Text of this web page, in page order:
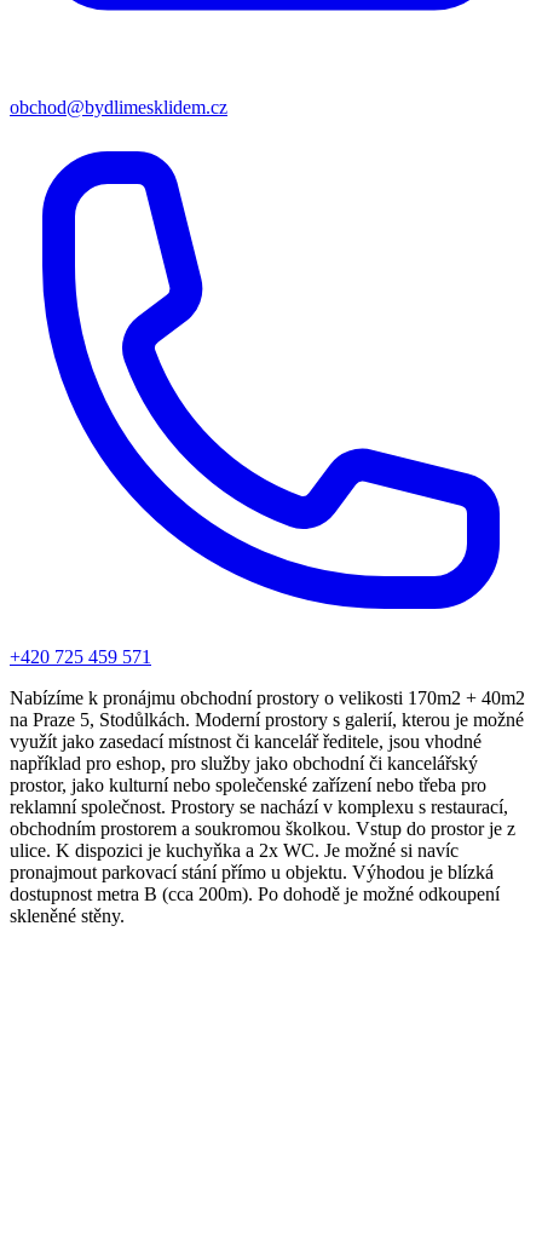
obchod@bydlimesklidem.cz
+420 725 459 571
Nabízíme k pronájmu obchodní prostory o velikosti 170m2 + 40m2
na Praze 5, Stodůlkách. Moderní prostory s galerií, kterou je možné
využít jako zasedací místnost či kancelář ředitele, jsou vhodné
například pro eshop, pro služby jako obchodní či kancelářský
prostor, jako kulturní nebo společenské zařízení nebo třeba pro
reklamní společnost. Prostory se nachází v komplexu s restaurací,
obchodním prostorem a soukromou školkou. Vstup do prostor je z
ulice. K dispozici je kuchyňka a 2x WC. Je možné si navíc
pronajmout parkovací stání přímo u objektu. Výhodou je blízká
dostupnost metra B (cca 200m). Po dohodě je možné odkoupení
skleněné stěny.